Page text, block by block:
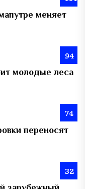
меняет
94
молодые леса
74
переносят
32